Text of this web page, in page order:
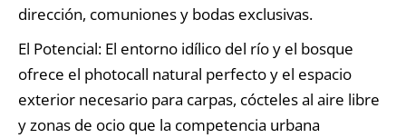
dirección, comuniones y bodas exclusivas.
El Potencial: El entorno idílico del río y el bosque
ofrece el photocall natural perfecto y el espacio
exterior necesario para carpas, cócteles al aire libre
y zonas de ocio que la competencia urbana